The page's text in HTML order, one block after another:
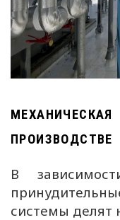
ПРОИЗВОДСТВЕ
В
системы делят